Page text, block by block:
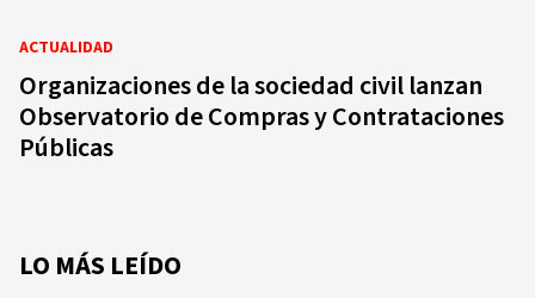
ACTUALIDAD
Organizaciones de la sociedad civil lanzan
Observatorio de Compras y Contrataciones
Públicas
LO MÁS LEÍDO